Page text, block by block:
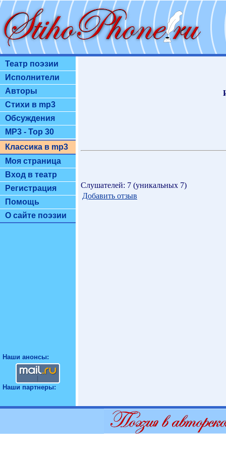
Театр поэзии
Исполнители
Авторы
Стихи в mp3
Обсуждения
MP3 - Top 30
Классика в mp3
Моя страница
Вход в театр
Регистрация
Помощь
О сайте поэзии
Наши анонсы:
Наши партнеры:
Слушателей: 7 (уникальных 7)
Добавить отзыв